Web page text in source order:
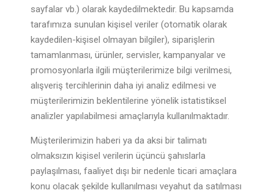
sayfalar vb.) olarak kaydedilmektedir. Bu kapsamda
tarafımıza sunulan kişisel veriler (otomatik olarak
kaydedilen-kişisel olmayan bilgiler), siparişlerin
tamamlanması, ürünler, servisler, kampanyalar ve
promosyonlarla ilgili müşterilerimize bilgi verilmesi,
alışveriş tercihlerinin daha iyi analiz edilmesi ve
müşterilerimizin beklentilerine yönelik istatistiksel
analizler yapılabilmesi amaçlarıyla kullanılmaktadır.
Müşterilerimizin haberi ya da aksi bir talimatı
olmaksızın kişisel verilerin üçüncü şahıslarla
paylaşılması, faaliyet dışı bir nedenle ticari amaçlara
konu olacak şekilde kullanılması veyahut da satılması